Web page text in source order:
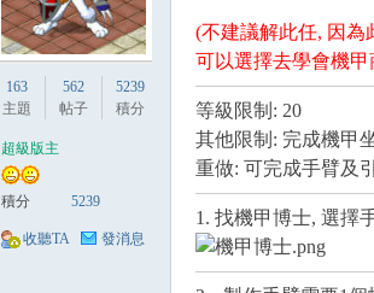
163
主題
562
帖子
5239
積分
超級版主
積分 5239
收聽TA 發消息
(不建議解此任, 因為
可以選擇去學會機
等級限制: 20
其他限制: 完成機甲
重做: 可完成手臂及
1. 找機甲博士, 選擇